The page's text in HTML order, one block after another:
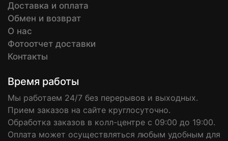
Доставка и оплата
Обмен и возврат
О нас
Фотоотчет доставки
Контакты
Время работы
Мы работаем 24/7 без перерывов и выходных.
Прием заказов на сайте круглосуточно.
Обработка заказов в колл-центре с 09:00 до 19:00.
Оплата может осуществляться любым удобным для